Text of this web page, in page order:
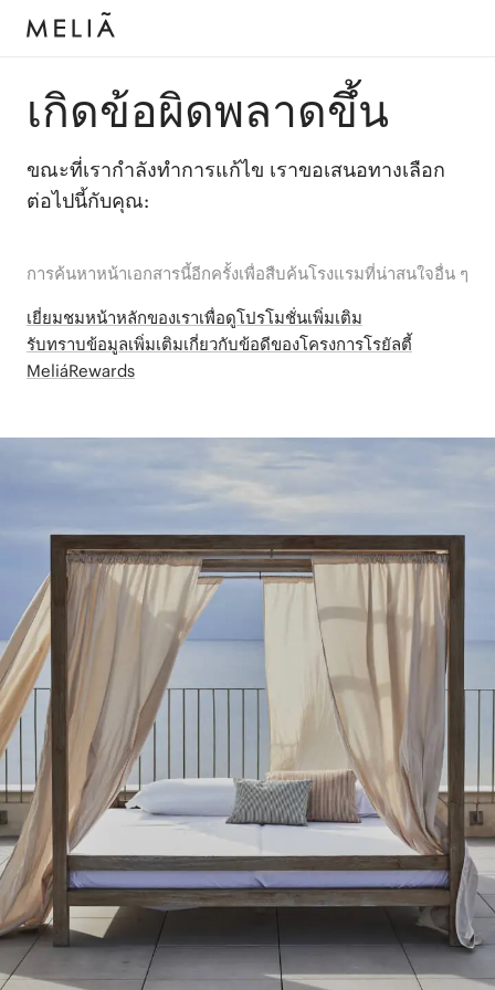
เกิดข้อผิดพลาดขึ้น
ขณะที่เรากำลังทำการแก้ไข เราขอเสนอทางเลือก
ต่อไปนี้กับคุณ:
การค้นหาหน้าเอกสารนี้อีกครั้งเพื่อสืบค้นโรงแรมที่น่าสนใจอื่น ๆ
เยี่ยมชมหน้าหลักของเราเพื่อดูโปรโมชั่นเพิ่มเติม
รับทราบข้อมูลเพิ่มเติมเกี่ยวกับข้อดีของโครงการโรยัลตี้
MeliáRewards